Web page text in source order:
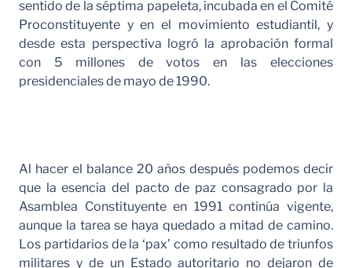
sentido de la séptima papeleta, incubada en el Comité
Proconstituyente y en el movimiento estudiantil, y
desde esta perspectiva logró la aprobación formal
con 5 millones de votos en las elecciones
presidenciales de mayo de 1990.
Al hacer el balance 20 años después podemos decir
que la esencia del pacto de paz consagrado por la
Asamblea Constituyente en 1991 continúa vigente,
aunque la tarea se haya quedado a mitad de camino.
Los partidarios de la ‘pax’ como resultado de triunfos
militares y de un Estado autoritario no dejaron de